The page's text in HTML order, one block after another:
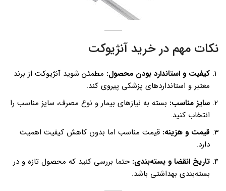
نکات مهم در خرید آنژیوکت
کیفیت و استاندارد بودن محصول: مطمئن شوید آنژیوکت از برند
معتبر و استانداردهای پزشکی پیروی کند.
سایز مناسب: بسته به نیازهای بیمار و نوع مصرف، سایز مناسب را
انتخاب کنید.
قیمت و هزینه: قیمت مناسب اما بدون کاهش کیفیت اهمیت
دارد.
تاریخ انقضا و بسته‌بندی: حتما بررسی کنید که محصول تازه و در
بسته‌بندی بهداشتی باشد.